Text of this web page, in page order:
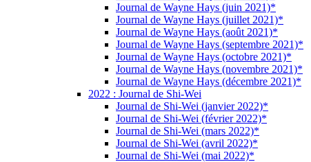
Journal de Wayne Hays (juin 2021)*
Journal de Wayne Hays (juillet 2021)*
Journal de Wayne Hays (août 2021)*
Journal de Wayne Hays (septembre 2021)*
Journal de Wayne Hays (octobre 2021)*
Journal de Wayne Hays (novembre 2021)*
Journal de Wayne Hays (décembre 2021)*
2022 : Journal de Shi-Wei
Journal de Shi-Wei (janvier 2022)*
Journal de Shi-Wei (février 2022)*
Journal de Shi-Wei (mars 2022)*
Journal de Shi-Wei (avril 2022)*
Journal de Shi-Wei (mai 2022)*